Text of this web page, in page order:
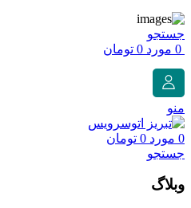
جستجو
0 مورد 0 تومان
منو
0 مورد 0 تومان
جستجو
وبلاگ